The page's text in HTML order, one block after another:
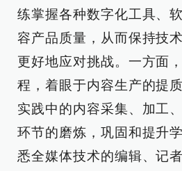
练掌握各种数字化工具、
容产品质量，从而保持技
更好地应对挑战。一方面
程，着眼于内容生产的提
实践中的内容采集、加工
环节的磨炼，巩固和提升
悉全媒体技术的编辑、记